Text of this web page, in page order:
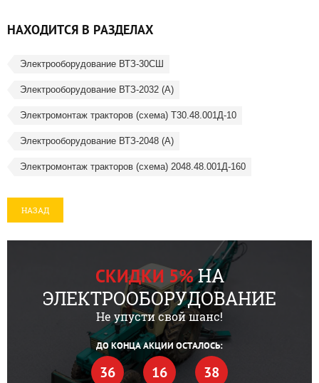
НАХОДИТСЯ В РАЗДЕЛАХ
Электрооборудование ВТЗ-30СШ
Электрооборудование ВТЗ-2032 (А)
Электромонтаж тракторов (схема) Т30.48.001Д-10
Электрооборудование ВТЗ-2048 (А)
Электромонтаж тракторов (схема) 2048.48.001Д-160
НАЗАД
СКИДКИ 5%НА
ЭЛЕКТРООБОРУДОВАНИЕ
Не упусти свой шанс!
ДО КОНЦА АКЦИИ ОСТАЛОСЬ:
36 16 38